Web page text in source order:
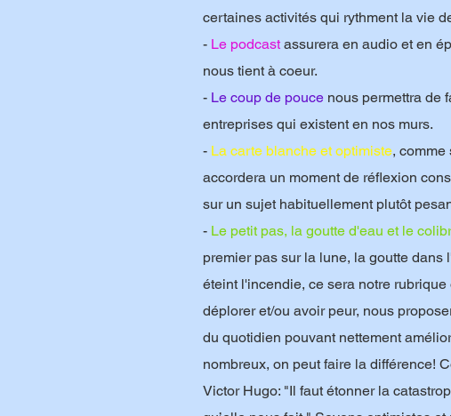
certaines activités qui rythment la vie
- Le podcastassurera en audio et en
nous tient à coeur.
- Le coup de pouce nous permettra de
entreprises qui existent en nos murs.
- La carte blanche et optimiste, comme
accordera un moment de réflexion
sur un sujet habituellement plutôt
- Le petit pas, la goutte d'eau et le
premier pas sur la lune, la goutte dans
éteint l'incendie, ce sera notre
déplorer et/ou avoir peur, nous
du quotidien pouvant nettement
nombreux, on peut faire la différence!
Victor Hugo: "Il faut étonner la